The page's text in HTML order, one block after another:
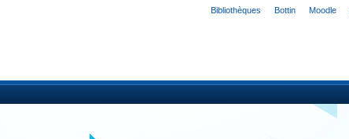
Bibliothèques Bottin Moodle